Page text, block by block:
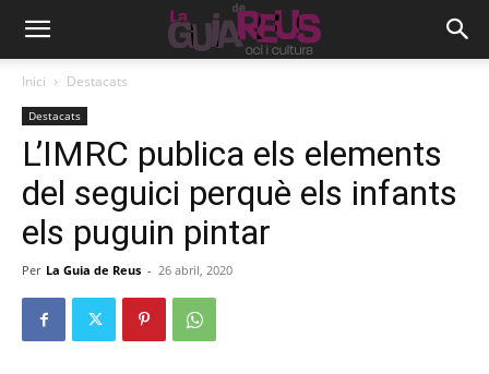
Inici Destacats
Destacats
L’IMRC publica els elements
del seguici perquè els infants
els puguin pintar
Per La Guia de Reus - 26 abril, 2020